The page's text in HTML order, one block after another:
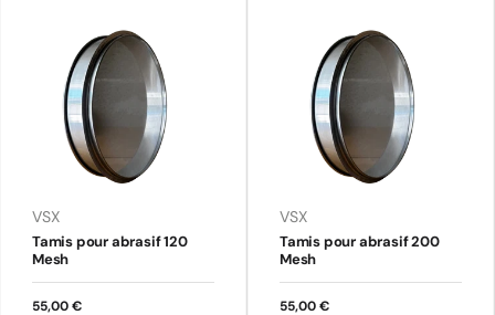
VSX
Tamis pour abrasif 120
Mesh
55,00 €
VSX
Tamis pour abrasif 200
Mesh
55,00 €